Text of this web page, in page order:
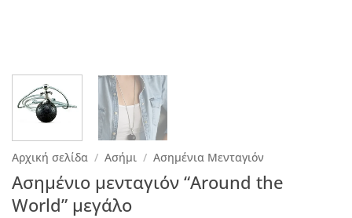
Αρχική σελίδα / Ασήμι / Ασημένια Μενταγιόν
Ασημένιο μενταγιόν “Around the
World” μεγάλο